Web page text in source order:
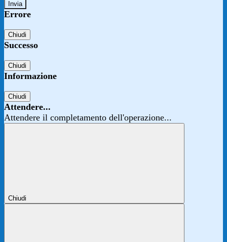
Errore
Chiudi
Successo
Chiudi
Informazione
Chiudi
Attendere...
Attendere il completamento dell'operazione...
Chiudi